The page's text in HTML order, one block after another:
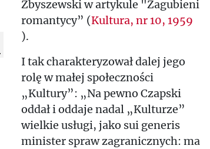
Zbyszewski w artykule "Zagubieni
romantycy” (Kultura, nr 10, 1959
).
I tak charakteryzował dalej jego
rolę w małej społeczności
„Kultury”: „Na pewno Czapski
oddał i oddaje nadal „Kulturze”
wielkie usługi, jako sui generis
minister spraw zagranicznych: ma